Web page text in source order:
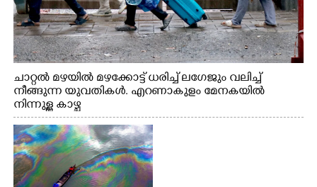
ചാറ്റൽ മഴയിൽ മഴക്കോട്ട് ധരിച്ച് ലഗേജും വലിച്ച്
നീങ്ങുന്ന യുവതികൾ. എറണാകുളം മേനകയിൽ
നിന്നുള്ള കാഴ്ച